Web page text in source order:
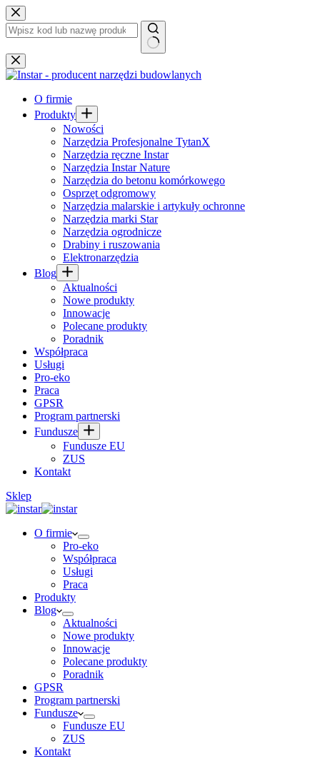
Przejdź
do
treści
Brak
wyników
O firmie
Produkty
Nowości
Narzędzia Profesjonalne TytanX
Narzędzia ręczne Instar
Narzędzia Instar Nature
Narzędzia do betonu komórkowego
Osprzęt odgromowy
Narzędzia malarskie i artykuły ochronne
Narzędzia marki Star
Narzędzia ogrodnicze
Drabiny i ruszowania
Elektronarzędzia
Blog
Aktualności
Nowe produkty
Innowacje
Polecane produkty
Poradnik
Współpraca
Usługi
Pro-eko
Praca
GPSR
Program partnerski
Fundusze
Fundusze EU
ZUS
Kontakt
Sklep
O firmie
Pro-eko
Współpraca
Usługi
Praca
Produkty
Blog
Aktualności
Nowe produkty
Innowacje
Polecane produkty
Poradnik
GPSR
Program partnerski
Fundusze
Fundusze EU
ZUS
Kontakt